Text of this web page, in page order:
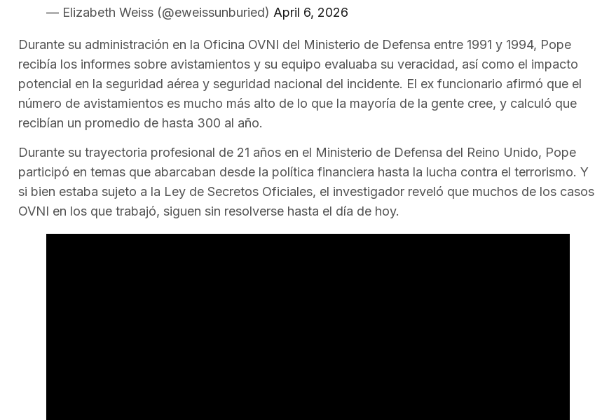
— Elizabeth Weiss (@eweissunburied) April 6, 2026
Durante su administración en la Oficina OVNI del Ministerio de Defensa entre 1991 y 1994, Pope
recibía los informes sobre avistamientos y su equipo evaluaba su veracidad, así como el impacto
potencial en la seguridad aérea y seguridad nacional del incidente. El ex funcionario afirmó que el
número de avistamientos es mucho más alto de lo que la mayoría de la gente cree, y calculó que
recibían un promedio de hasta 300 al año.
Durante su trayectoria profesional de 21 años en el Ministerio de Defensa del Reino Unido, Pope
participó en temas que abarcaban desde la política financiera hasta la lucha contra el terrorismo. Y
si bien estaba sujeto a la Ley de Secretos Oficiales, el investigador reveló que muchos de los casos
OVNI en los que trabajó, siguen sin resolverse hasta el día de hoy.